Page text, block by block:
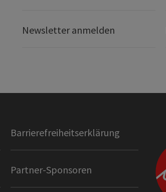
Newsletter anmelden
Barrierefreiheitserklärung
Partner-Sponsoren